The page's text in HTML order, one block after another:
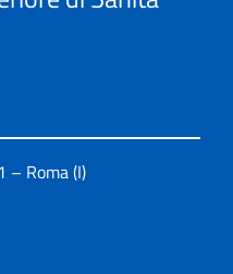
– Roma (I)